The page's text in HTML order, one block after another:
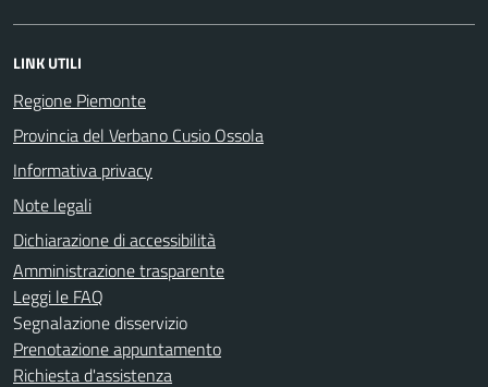
LINK UTILI
Regione Piemonte
Provincia del Verbano Cusio Ossola
Informativa privacy
Note legali
Dichiarazione di accessibilità
Amministrazione trasparente
Leggi le FAQ
Segnalazione disservizio
Prenotazione appuntamento
Richiesta d'assistenza